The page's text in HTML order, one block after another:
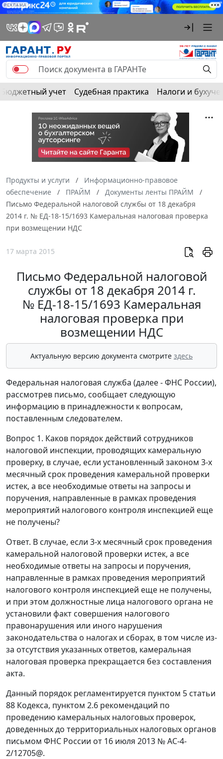
РЕКЛАМА
Бюджетный учет Судебная практика Налоги и
Продукты и услуги
Информационно-правовое
обеспечение
ПРАЙМ
Документы ленты ПРАЙМ
Письмо Федеральной налоговой службы от 18 декабря
2014 г. № ЕД-18-15/1693 Камеральная налоговая проверка
при возмещении НДС
17 марта 2015
Письмо Федеральной налоговой
службы от 18 декабря 2014 г.
№ ЕД-18-15/1693 Камеральная
налоговая проверка при
возмещении НДС
Актуальную версию документа смотрите здесь
Федеральная налоговая служба (далее - ФНС России),
рассмотрев письмо, сообщает следующую
информацию в принадлежности к вопросам,
поставленным следователем.
Вопрос 1. Каков порядок действий сотрудников
налоговой инспекции, проводящих камеральную
проверку, в случае, если установленный законом 3-х
месячный срок проведения камеральной проверки
истек, а все необходимые ответы на запросы и
поручения, направленные в рамках проведения
мероприятий налогового контроля инспекцией еще
не получены?
Ответ. В случае, если 3-х месячный срок проведения
камеральной налоговой проверки истек, а все
необходимые ответы на запросы и поручения,
направленные в рамках проведения мероприятий
налогового контроля инспекцией еще не получены,
и при этом должностные лица налогового органа не
установили факт совершения налогового
правонарушения или иного нарушения
законодательства о налогах и сборах, в том числе из-
за отсутствия указанных ответов, камеральная
налоговая проверка прекращается без составления
акта.
Данный порядок регламентируется пунктом 5 статьи
88 Кодекса, пунктом 2.6 рекомендаций по
проведению камеральных налоговых проверок,
доведенных до территориальных налоговых органов
письмом ФНС России от 16 июля 2013 № АС-4-
2/12705@.